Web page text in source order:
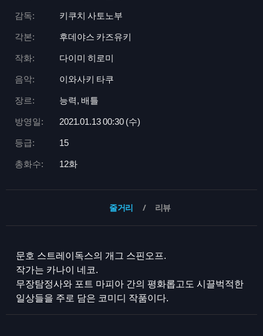
감독: 키쿠치 사토노부
각본: 후데야스 카즈유키
작화: 다이미 히로미
음악: 이와사키 타쿠
장르: 능력, 배틀
방영일: 2021.01.13 00:30 (수)
등급: 15
총화수: 12화
줄거리 리뷰
문호 스트레이독스의 개그 스핀오프.
작가는 카나이 네코.
무장탐정사와 포트 마피아 간의 평화롭고도 시끌벅적한
일상들을 주로 담은 코미디 작품이다.